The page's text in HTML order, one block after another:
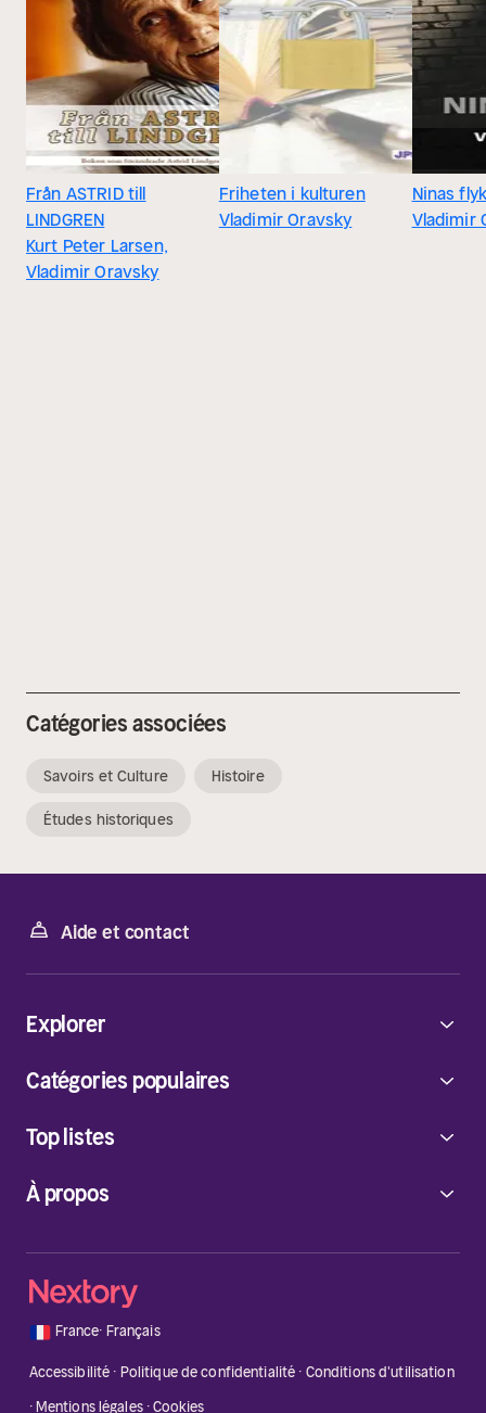
Från ASTRID till
LINDGREN
Kurt Peter Larsen,
Vladimir Oravsky
Friheten i kulturen
Vladimir Oravsky
Ninas
Vladimir
Catégories associées
Savoirs et Culture Histoire
Études historiques
Aide et contact
À propos
Explorer
Catégories populaires
Top listes
🇫🇷 France· Français
Accessibilité · Politique de confidentialité · Conditions d'utilisation
·Mentions légales·Cookies